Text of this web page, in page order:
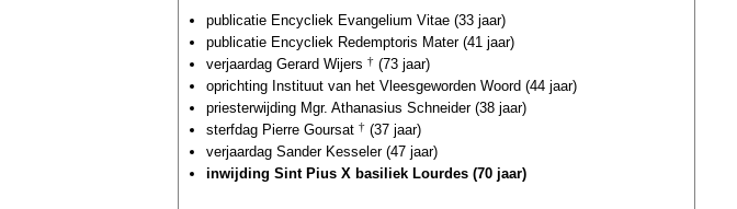
publicatie Encycliek Evangelium Vitae (33 jaar)
publicatie Encycliek Redemptoris Mater (41 jaar)
verjaardag Gerard Wijers † (73 jaar)
oprichting Instituut van het Vleesgeworden Woord (44 jaar)
priesterwijding Mgr. Athanasius Schneider (38 jaar)
sterfdag Pierre Goursat † (37 jaar)
verjaardag Sander Kesseler (47 jaar)
inwijding Sint Pius X basiliek Lourdes (70 jaar)